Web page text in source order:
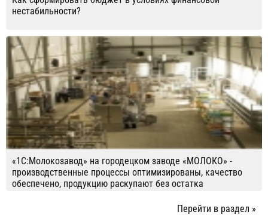
нестабильности?
«1С:Молокозавод» на городецком заводе «МОЛОКО» -
производственные процессы оптимизированы, качество
обеспечено, продукцию раскупают без остатка
Перейти в раздел »